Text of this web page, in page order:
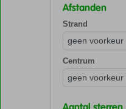
Afstanden
Strand
Centrum